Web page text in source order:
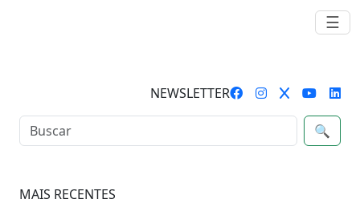
☰
NEWSLETTER
🔍
MAIS RECENTES